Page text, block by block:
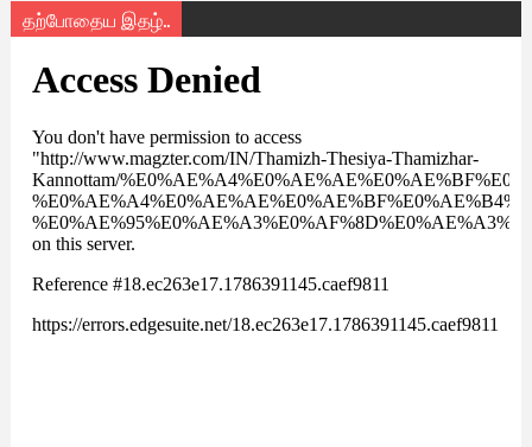
தற்போதைய இதழ்..